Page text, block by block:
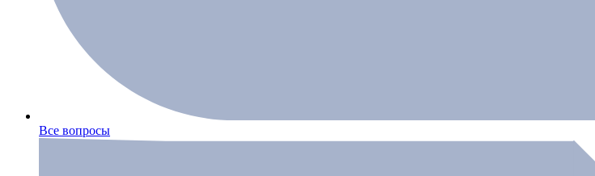
Все вопросы